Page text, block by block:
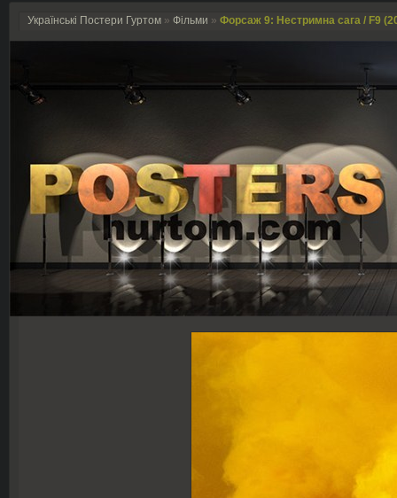
Українські Постери Гуртом » Фільми » Форсаж 9: Нестримна сага / F9